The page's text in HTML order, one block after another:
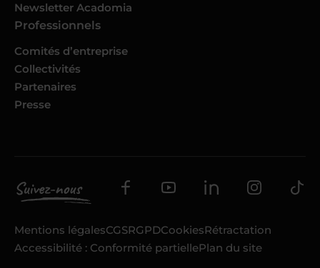
Newsletter Acadomia
Professionnels
Comités d’entreprise
Collectivités
Partenaires
Presse
Mentions légalesCGSRGPDCookiesRétractation
Accessibilité : Conformité partiellePlan du site